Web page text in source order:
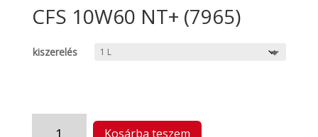
CFS 10W60 NT+ (7965)
kiszerelés
Kosárba teszem